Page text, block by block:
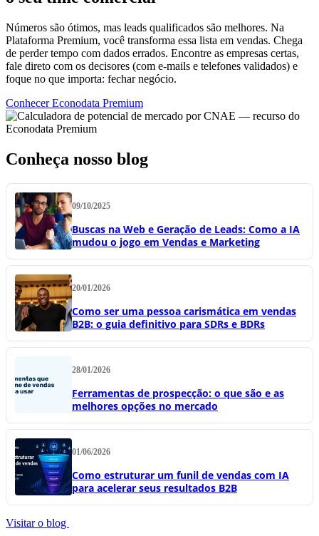
Números são ótimos, mas leads qualificados são melhores. Na
Plataforma Premium, você transforma essa lista em vendas. Chega
de perder tempo com dados errados. Encontre as empresas certas,
fale direto com os decisores (com e-mails e telefones validados) e
foque no que importa: fechar negócio.
Conhecer Econodata Premium
Conheça nosso blog
09/10/2025
Buscas na Web e Geração de Leads: Como a IA
mudou o jogo em Vendas e Marketing
20/01/2026
Como ser uma pessoa carismática em vendas
B2B: o guia definitivo para SDRs e BDRs
28/01/2026
Ferramentas de prospecção: o que são e as
melhores opções no mercado
01/06/2026
Como estruturar um funil de vendas com IA
para acelerar seus resultados B2B
Visitar o blog